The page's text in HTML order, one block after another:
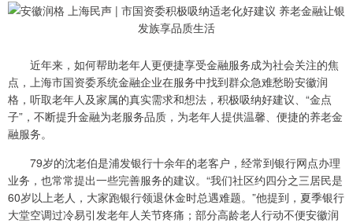
近年来，如何帮助老年人更便捷享受金融服务成为社会关注的焦
点，上海市国资委系统金融企业在服务中找到群众急难愁盼安徽润
格，听取老年人及家属的真实需求和想法，积极吸纳好建议、“金点
子”，不断提升金融为老服务品质，为老年人提供温馨、便捷的养老金
融服务。
79岁的沈老伯是浦发银行十余年的老客户，经常到银行网点办理
业务，也常常提出一些完善服务的建议。“我们社区约四分之三居民是
60岁以上老人，大家跑银行领退休金时总遇难题。”他提到，夏季银行
大堂空调过冷易引发老年人关节疼痛；部分高龄老人行动不便安徽润